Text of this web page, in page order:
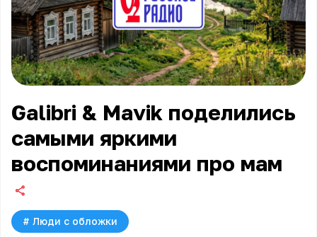
Galibri & Mavik поделились
самыми яркими
воспоминаниями про мам
# Люди с обложки